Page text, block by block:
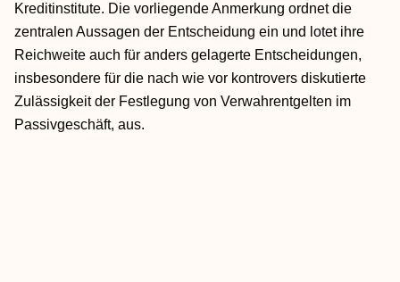
Kreditinstitute. Die vorliegende Anmerkung ordnet die
zentralen Aussagen der Entscheidung ein und lotet ihre
Reichweite auch für anders gelagerte Entscheidungen,
insbesondere für die nach wie vor kontrovers diskutierte
Zulässigkeit der Festlegung von Verwahrentgelten im
Passivgeschäft, aus.